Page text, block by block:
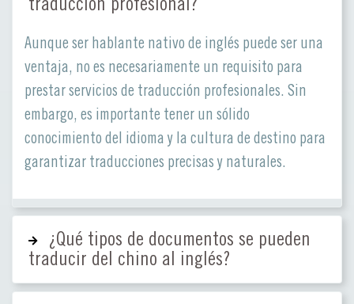
traducción profesional?
Aunque ser hablante nativo de inglés puede ser una
ventaja, no es necesariamente un requisito para
prestar servicios de traducción profesionales. Sin
embargo, es importante tener un sólido
conocimiento del idioma y la cultura de destino para
garantizar traducciones precisas y naturales.
¿Qué tipos de documentos se pueden
traducir del chino al inglés?